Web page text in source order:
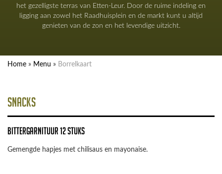
het gezelligste terras van Etten-Leur. Door de ruime indeling en
ligging aan zowel het Raadhuisplein en de markt kunt u altijd
genieten van de zon en het levendige uitzicht.
Home » Menu » Borrelkaart
Snacks
Bittergarnituur 12 Stuks
Gemengde hapjes met chilisaus en mayonaise.